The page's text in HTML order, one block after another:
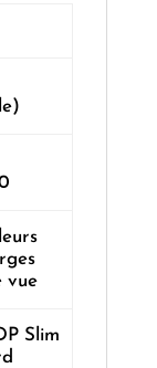
vue
Slim